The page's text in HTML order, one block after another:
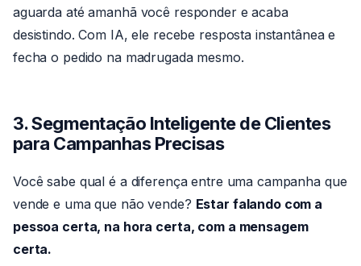
aguarda até amanhã você responder e acaba
desistindo. Com IA, ele recebe resposta instantânea e
fecha o pedido na madrugada mesmo.
3. Segmentação Inteligente de Clientes
para Campanhas Precisas
Você sabe qual é a diferença entre uma campanha que
vende e uma que não vende? Estar falando com a
pessoa certa, na hora certa, com a mensagem
certa.